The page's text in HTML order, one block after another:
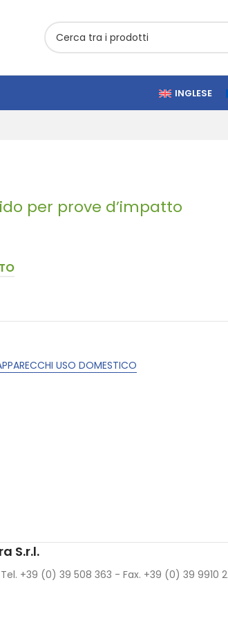
INGLESE
per prove d’impatto
USO DOMESTICO
S.r.l.
+39 (0) 39 508 363 - Fax. +39 (0) 39 9910